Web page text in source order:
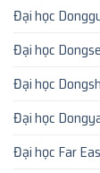
Đại học
Đại học
Đại học
Đại học
Đại học Far